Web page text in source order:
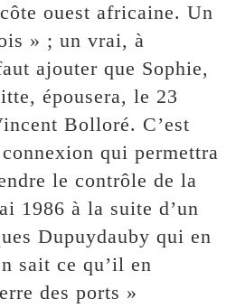
ouest africaine. Un
» ; un vrai, à
ajouter que Sophie,
épousera, le 23
Bolloré. C’est
qui permettra
le contrôle de la
1986 à la suite d’un
Dupuydauby qui en
sait ce qu’il en
des ports »